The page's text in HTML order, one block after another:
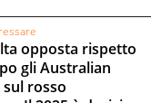
opposta rispetto
gli Australian
rosso